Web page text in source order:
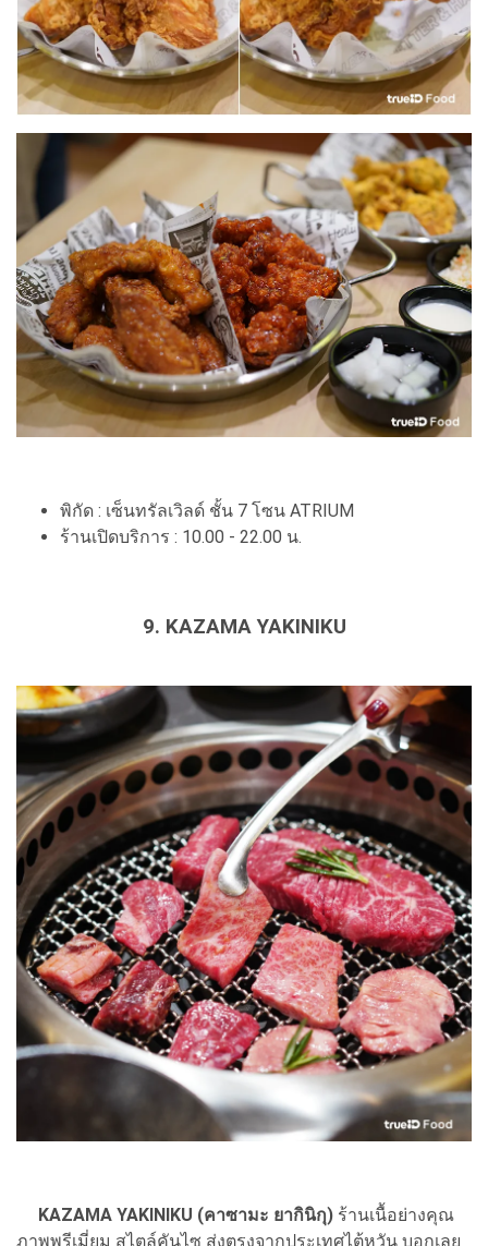
พิกัด : เซ็นทรัลเวิลด์ ชั้น 7 โซน ATRIUM
ร้านเปิดบริการ : 10.00 - 22.00 น.
9. KAZAMA YAKINIKU
KAZAMA YAKINIKU (คาซามะ ยากินิกุ) ร้านเนื้อย่างคุณ
ภาพพรีเมี่ยม สไตล์คันไซ ส่งตรงจากประเทศไต้หวัน บอกเลย